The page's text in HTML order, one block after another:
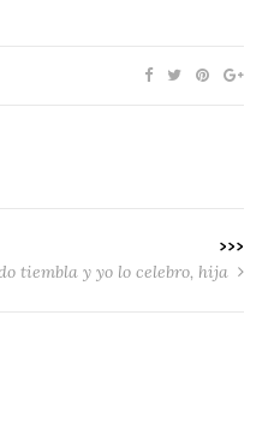
>>>
tiembla y yo lo celebro, hija